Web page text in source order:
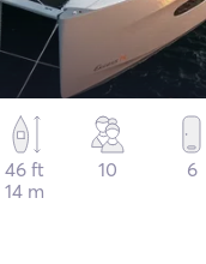
46 ft
14 m
10 6